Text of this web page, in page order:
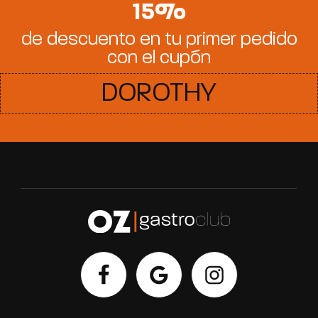
15%
de descuento en tu primer pedido
con el cupón
DOROTHY